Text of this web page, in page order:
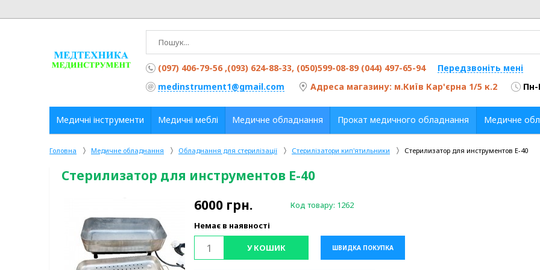
Головна Медичне обладнання Обладнання для стерилізації Стерилізатори кип'ятильники Стерилизатор для инструментов Е-40
Стерилизатор для инструментов Е-40
6000 грн. Код товару: 1262
Немає в наявності
У КОШИК ШВИДКА ПОКУПКА
(097) 406-79-56 ,(093) 624-88-33, (050)599-08-89 (044) 497-65-94
Передзвоніть мені
medinstrument1@gmail.com
Адреса магазину: м.Київ Кар'єрна 1/5 к.2 Пн-
Медичні інструменти Медичні меблі Медичне обладнання Прокат медичного обладнання Медичне